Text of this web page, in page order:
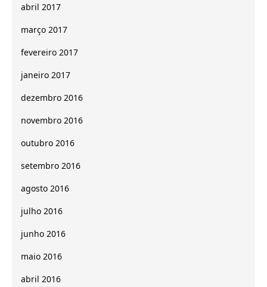
abril 2017
março 2017
fevereiro 2017
janeiro 2017
dezembro 2016
novembro 2016
outubro 2016
setembro 2016
agosto 2016
julho 2016
junho 2016
maio 2016
abril 2016